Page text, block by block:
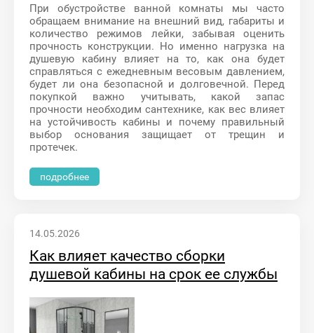
При обустройстве ванной комнаты мы часто
обращаем внимание на внешний вид, габариты и
количество режимов лейки, забывая оценить
прочность конструкции. Но именно нагрузка на
душевую кабину влияет на то, как она будет
справляться с ежедневным весовым давлением,
будет ли она безопасной и долговечной. Перед
покупкой важно учитывать, какой запас
прочности необходим сантехнике, как вес влияет
на устойчивость кабины и почему правильный
выбор основания защищает от трещин и
протечек.
подробнее
14.05.2026
Как влияет качество сборки
душевой кабины на срок ее службы